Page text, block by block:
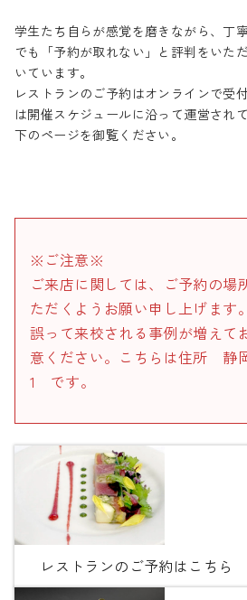
学生たち自らが感覚を磨きながら、丁
でも「予約が取れない」と評判をいた
いています。
レストランのご予約はオンラインで受
は開催スケジュールに沿って運営され
下のページを御覧ください。
※ご注意※
ご来店に関しては、ご予約の場
ただくようお願い申し上げます
誤って来校される事例が増えて
意ください。こちらは住所 静
1 です。
レストランのご予約はこちら